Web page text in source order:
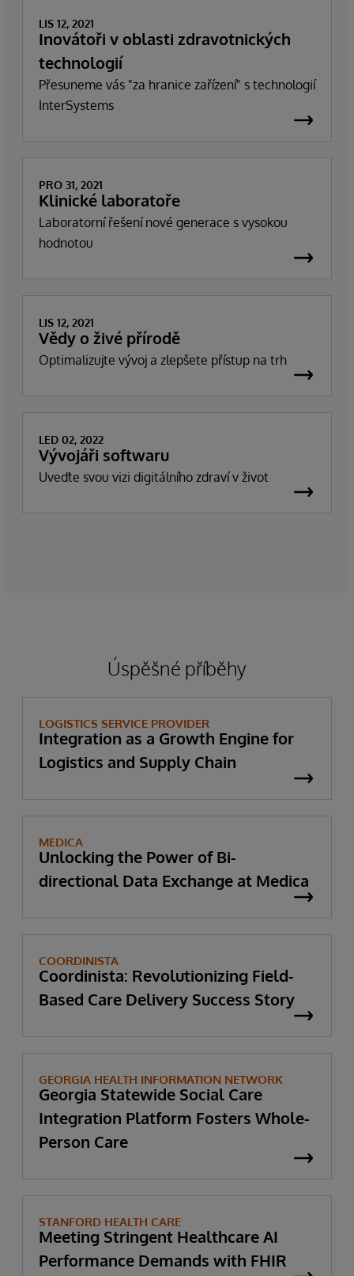
LIS 12, 2021
Inovátoři v oblasti zdravotnických
technologií
Přesuneme vás "za hranice zařízení" s technologií
InterSystems
PRO 31, 2021
Klinické laboratoře
Laboratorní řešení nové generace s vysokou
hodnotou
LIS 12, 2021
Vědy o živé přírodě
Optimalizujte vývoj a zlepšete přístup na trh
LED 02, 2022
Vývojáři softwaru
Uveďte svou vizi digitálního zdraví v život
Úspěšné příběhy
LOGISTICS SERVICE PROVIDER
Integration as a Growth Engine for
Logistics and Supply Chain
MEDICA
Unlocking the Power of Bi-
directional Data Exchange at Medica
COORDINISTA
Coordinista: Revolutionizing Field-
Based Care Delivery Success Story
GEORGIA HEALTH INFORMATION NETWORK
Georgia Statewide Social Care
Integration Platform Fosters Whole-
Person Care
STANFORD HEALTH CARE
Meeting Stringent Healthcare AI
Performance Demands with FHIR